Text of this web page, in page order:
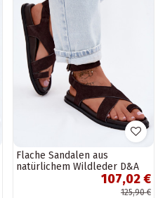
Flache Sandalen aus
natürlichem Wildleder D&A
CR61-3049 schokoladenbraun
107,02 €
125,90 €